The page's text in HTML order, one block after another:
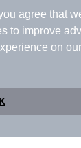
agree that
to improve
on